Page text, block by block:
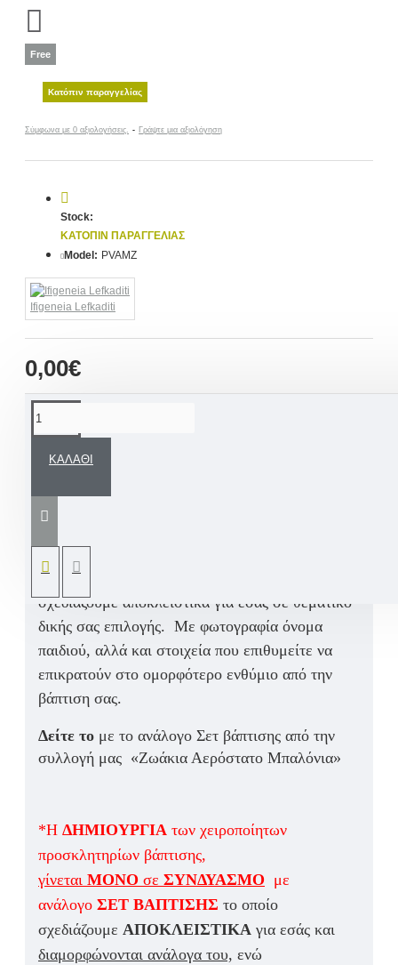
Free
Κατόπιν παραγγελίας
Σύμφωνα με 0 αξιολογήσεις. - Γράψτε μια αξιολόγηση
0,00€
Stock:
ΚΑΤΌΠΙΝ ΠΑΡΑΓΓΕΛΊΑΣ
Model: PVAMZ
Ifigeneia Lefkaditi
ΚΑΛΆΘΙ
βάπτισης ξύλινο κάδρο κορνίζα με πλεξιγκλάς
ζωγραφική από το Βαπτιστικό Σετ το οποίο
σχεδιάζουμε αποκλειστικά για εσάς σε θεματικό
δικής σας επιλογής. Με φωτογραφία όνομα
παιδιού, αλλά και στοιχεία που επιθυμείτε να
επικρατούν στο ομορφότερο ενθύμιο από την
βάπτιση σας.
Δείτε το με το ανάλογο Σετ βάπτισης από την
συλλογή μας «Ζωάκια Αερόστατο Μπαλόνια»
*Η ΔΗΜΙΟΥΡΓΙΑ των χειροποίητων
προσκλητηρίων βάπτισης,
γίνεται ΜΟΝΟ σε ΣΥΝΔΥΑΣΜΟ με
ανάλογο ΣΕΤ ΒΑΠΤΙΣΗΣ το οποίο
σχεδιάζουμε ΑΠΟΚΛΕΙΣΤΙΚΑ για εσάς και
διαμορφώνονται ανάλογα του, ενώ